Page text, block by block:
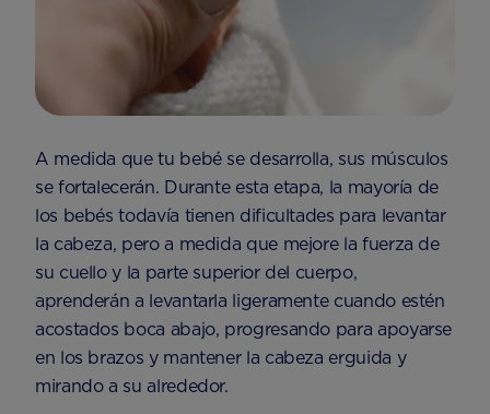
A medida que tu bebé se desarrolla, sus músculos
se fortalecerán. Durante esta etapa, la mayoría de
los bebés todavía tienen dificultades para levantar
la cabeza, pero a medida que mejore la fuerza de
su cuello y la parte superior del cuerpo,
aprenderán a levantarla ligeramente cuando estén
acostados boca abajo, progresando para apoyarse
en los brazos y mantener la cabeza erguida y
mirando a su alrededor.